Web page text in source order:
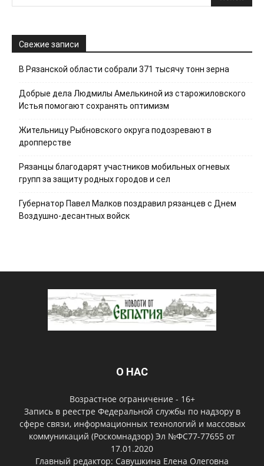
Свежие записи
В Рязанской области собрали 371 тысячу тонн зерна
Добрые дела Людмилы Амелькиной из старожиловского
Истья помогают сохранять оптимизм
Жительницу Рыбновского округа подозревают в
дропперстве
Рязанцы благодарят участников мобильных огневых
групп за защиту родных городов и сел
Губернатор Павел Малков поздравил рязанцев с Днем
Воздушно-десантных войск
О НАС
Возрастное ограничение - 16+
Запись в реестре Федеральной службы по надзору в
сфере связи, информационных технологий и массовых
коммуникаций (Роскомнадзор) Эл №ФС77-77655 от
17.01.2020
Главный редактор: Савушкина Елена Олеговна